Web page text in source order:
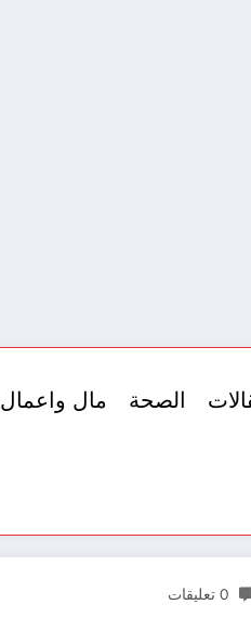
الصحة مال واعمال
0 تعليقات